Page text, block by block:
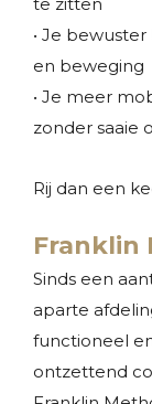
• Je
en beweging
• Je meer
zonder saaie
Rij dan een
Franklin
Sinds een
aparte
functioneel
ontzettend